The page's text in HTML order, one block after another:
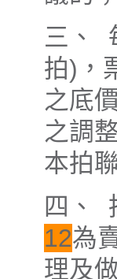
三、
拍)，
之底
之調
本拍
四、
12為
理及